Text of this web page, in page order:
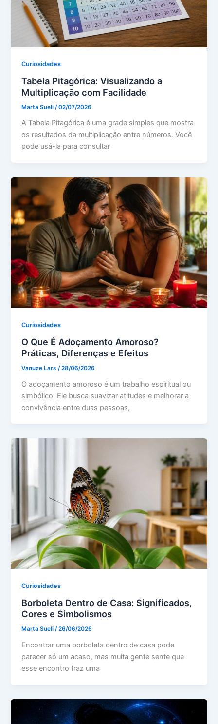
Curiosidades
Tabela Pitagórica: Visualizando a
Multiplicação com Facilidade
Marta Sueli /02/07/2026
A Tabela Pitagórica é uma grade simples que mostra
os resultados da multiplicação entre números. Você
pode usá-la para consultar
Curiosidades
O Que É Adoçamento Amoroso?
Práticas, Diferenças e Efeitos
Vanuze Lars /28/06/2026
O adoçamento amoroso é um trabalho espiritual ou
simbólico. Ele busca suavizar atitudes e melhorar a
convivência entre duas pessoas,
Curiosidades
Borboleta Dentro de Casa: Significados,
Cores e Simbolismos
Marta Sueli/26/06/2026
Encontrar uma borboleta dentro de casa pode
parecer só um acaso, mas muita gente sente que
esse encontro traz uma